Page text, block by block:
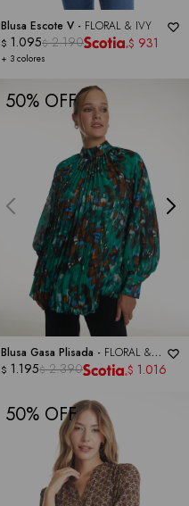
Blusa Escote V - FLORAL & IVY
+ 3 colores
$ 1.095$ 2.190 $ 931
50
Blusa Gasa Plisada - FLORAL &
IVY
$ 1.195$ 2.390 $ 1.016
50